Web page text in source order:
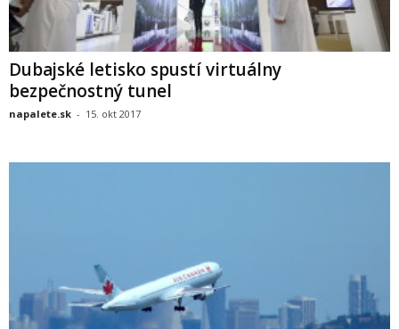
Dubajské letisko spustí virtuálny
bezpečnostný tunel
napalete.sk - 15. okt 2017